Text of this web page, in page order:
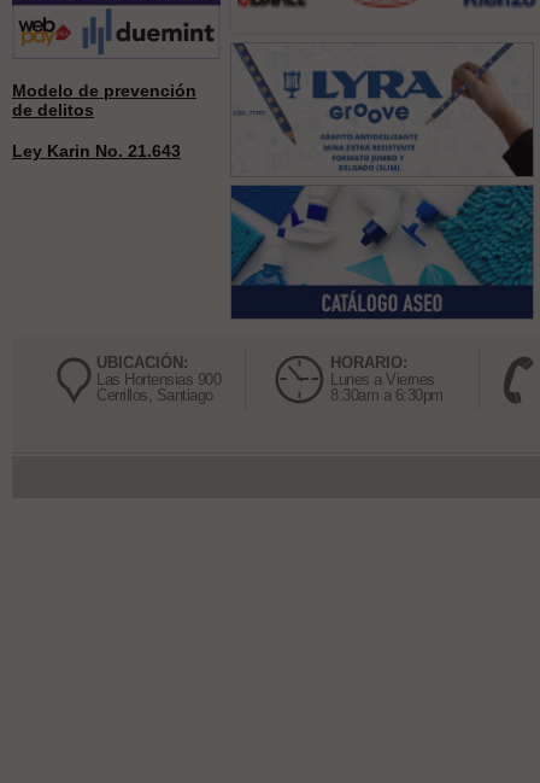
Modelo de prevención
de delitos
Ley Karin No. 21.643
UBICACIÓN:
Las Hortensias 900
Cerrillos, Santiago
HORARIO:
Lunes a Viernes
8:30am a 6:30pm